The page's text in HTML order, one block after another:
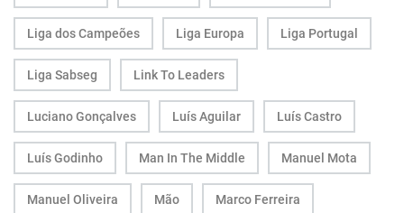
Liga dos Campeões Liga Europa Liga Portugal
Liga Sabseg Link To Leaders
Luciano Gonçalves Luís Aguilar Luís Castro
Luís Godinho Man In The Middle Manuel Mota
Manuel Oliveira Mão Marco Ferreira